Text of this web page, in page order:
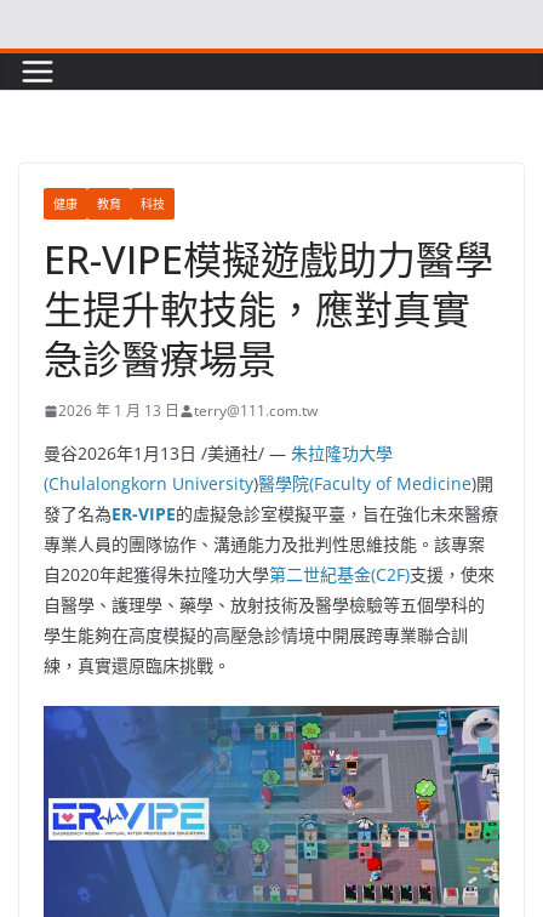
to
content
健康 教育 科技
ER-VIPE模擬遊戲助力醫學
生提升軟技能，應對真實
急診醫療場景
2026 年 1 月 13 日 terry@111.com.tw
曼谷2026年1月13日 /美通社/ — 朱拉隆功大學
(Chulalongkorn University)醫學院(Faculty of Medicine)開
發了名為ER-VIPE的虛擬急診室模擬平臺，旨在強化未來醫療
專業人員的團隊協作、溝通能力及批判性思維技能。該專案
自2020年起獲得朱拉隆功大學第二世紀基金(C2F)支援，使來
自醫學、護理學、藥學、放射技術及醫學檢驗等五個學科的
學生能夠在高度模擬的高壓急診情境中開展跨專業聯合訓
練，真實還原臨床挑戰。